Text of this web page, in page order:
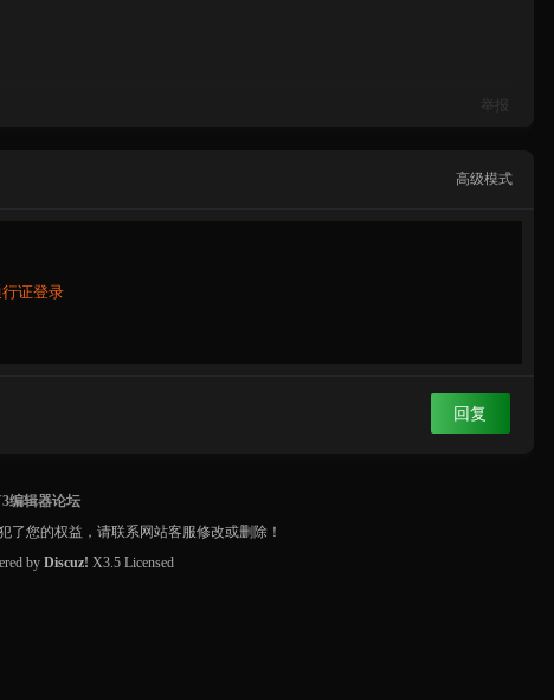
举报
高级模式
证登录
回复
编辑器论坛
您的权益，请联系网站客服修改或删除！
byDiscuz! X3.5 Licensed